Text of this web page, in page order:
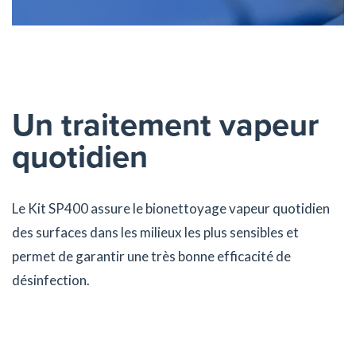
Un traitement vapeur
quotidien
Le Kit SP400 assure le bionettoyage vapeur quotidien
des surfaces dans les milieux les plus sensibles et
permet de garantir une très bonne efficacité de
désinfection.